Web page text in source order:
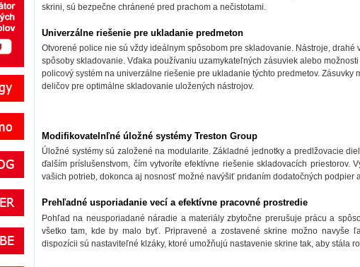
skrini, sú bezpečne chránené pred prachom a nečistotami.
Univerzálne riešenie pre ukladanie predmeton
Otvorené police nie sú vždy ideálnym spôsobom pre skladovanie. Nástroje,
spôsoby skladovanie. Vďaka používaniu uzamykateľných zásuviek alebo
policový systém na univerzálne riešenie pre ukladanie týchto predmetov. Zásuvky
deličov pre optimálne skladovanie uložených nástrojov.
Modifikovatelnľné úložné systémy Treston Group
Úložné systémy sú založené na modularite. Základné jednotky a predlžovacie
ďalším príslušenstvom, čím vytvoríte efektívne riešenie skladovacích priestorov.
vašich potrieb, dokonca aj nosnosť možné navýšiť pridaním dodatočných podpier
Prehľadné usporiadanie vecí a efektívne pracovné prostredie
Pohľad na neusporiadané náradie a materiály zbytočne prerušuje prácu a
všetko tam, kde by malo byť. Pripravené a zostavené skrine možno navyše
dispozícii sú nastaviteľné klzáky, ktoré umožňujú nastavenie skrine tak, aby stála